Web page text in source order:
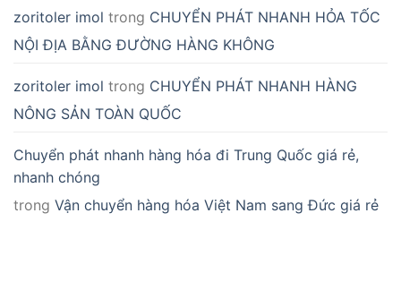
zoritoler imol trong CHUYỂN PHÁT NHANH HỎA TỐC
NỘI ĐỊA BẰNG ĐƯỜNG HÀNG KHÔNG
zoritoler imol trong CHUYỂN PHÁT NHANH HÀNG
NÔNG SẢN TOÀN QUỐC
Chuyển phát nhanh hàng hóa đi Trung Quốc giá rẻ,
nhanh chóng
trong Vận chuyển hàng hóa Việt Nam sang Đức giá rẻ